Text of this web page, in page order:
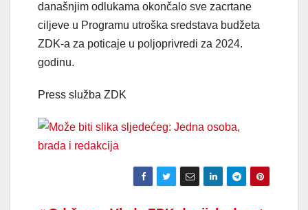
današnjim odlukama okončalo sve zacrtane
ciljeve u Programu utroška sredstava budžeta
ZDK-a za poticaje u poljoprivredi za 2024.
godinu.
Press služba ZDK